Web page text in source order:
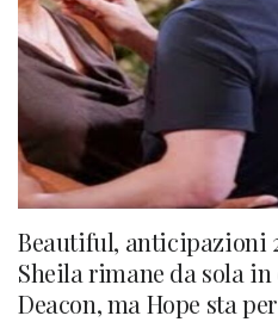
Beautiful, anticipazioni
Sheila rimane da sola in
Deacon, ma Hope sta